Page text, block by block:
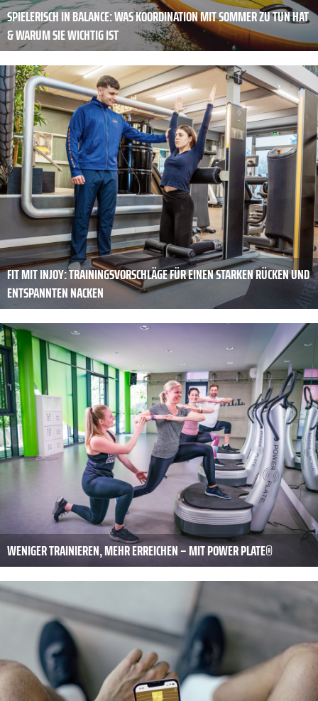
SPIELERISCH IN ­BALANCE: WAS KOORDINATION MIT SOMMER ZU TUN HAT
& WARUM SIE WICHTIG IST
FIT MIT INJOY: TRAININGSVORSCHLÄGE FÜR EINEN STARKEN RÜCKEN UND
ENTSPANNTEN NACKEN
WENIGER TRAINIEREN, MEHR ERREICHEN – MIT POWER PLATE®